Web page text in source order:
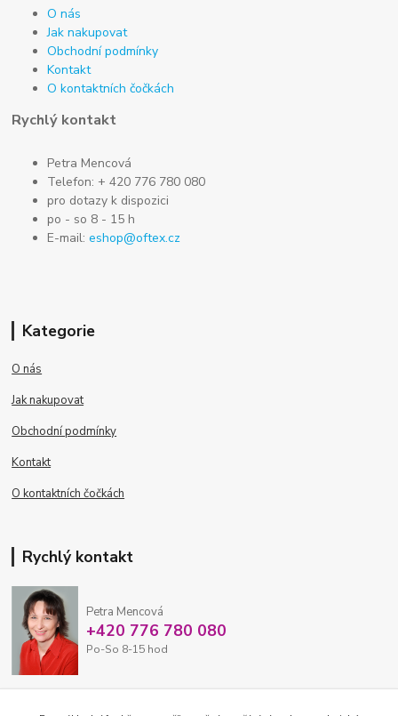
O nás
Jak nakupovat
Obchodní podmínky
Kontakt
O kontaktních čočkách
Rychlý kontakt
Petra Mencová
Telefon: + 420 776 780 080
pro dotazy k dispozici
po - so 8 - 15 h
E-mail:eshop@oftex.cz
Kategorie
O nás
Jak nakupovat
Obchodní podmínky
Kontakt
O kontaktních čočkách
Rychlý kontakt
Petra Mencová
+420 776 780 080
Po-So 8-15 hod